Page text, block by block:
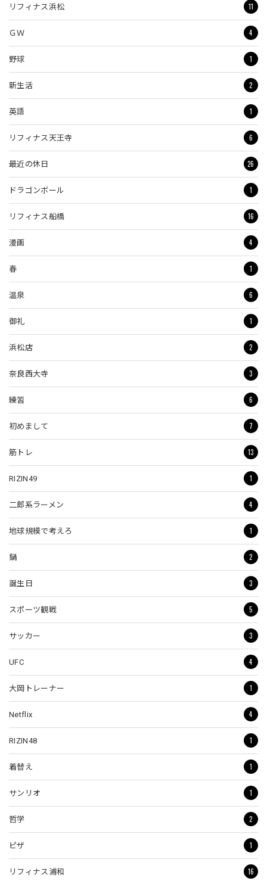
リフィナス浜松 11
ＧＷ 4
野球 1
新生活 2
英語 1
リフィナス天王寺 6
最近の休日 26
ドラゴンボール 1
リフィナス船橋 16
漫画 4
春 1
温泉 6
御礼 1
浜松店 2
奈良西大寺 3
練習 6
初めまして 7
筋トレ 13
RIZIN49 1
二郎系ラーメン 4
地球規模で考えろ 1
鍋 2
誕生日 3
スポーツ観戦 5
サッカー 3
UFC 4
大岡トレーナー 1
Netflix 4
RIZIN48 1
着替え 1
サンリオ 1
哲学 2
ピザ 1
リフィナス浦和 16